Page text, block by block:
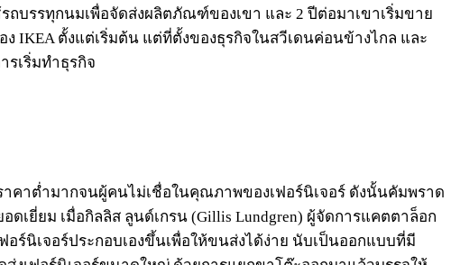
ถบรรทุกนมเพื่อจัดส่งผลิตภัณฑ์ของเขา และ 2 ปีต่อมาเขาเริ่มขาย
ตั้งแต่เริ่มต้น แต่ที่ตั้งของธุรกิจในสวีเดนค่อนข้างไกล และ
รเริ่มทำธุรกิจ
คาต่ำมากจนผู้คนไม่เชื่อในคุณภาพของเฟอร์นิเจอร์ ดังนั้นคัมพราด
ดเยี่ยม เมื่อกิลลิส ลูนด์เกรน (Gillis Lundgren) ผู้จัดการแคตตาล็อก
ร์นิเจอร์ประกอบเองขึ้นเพื่อให้ขนส่งได้ง่าย นับเป็นออกแบบที่มี